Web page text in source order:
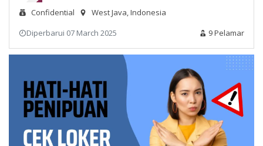
Confidential
West Java, Indonesia
Diperbarui 07 March 2025
9 Pelamar